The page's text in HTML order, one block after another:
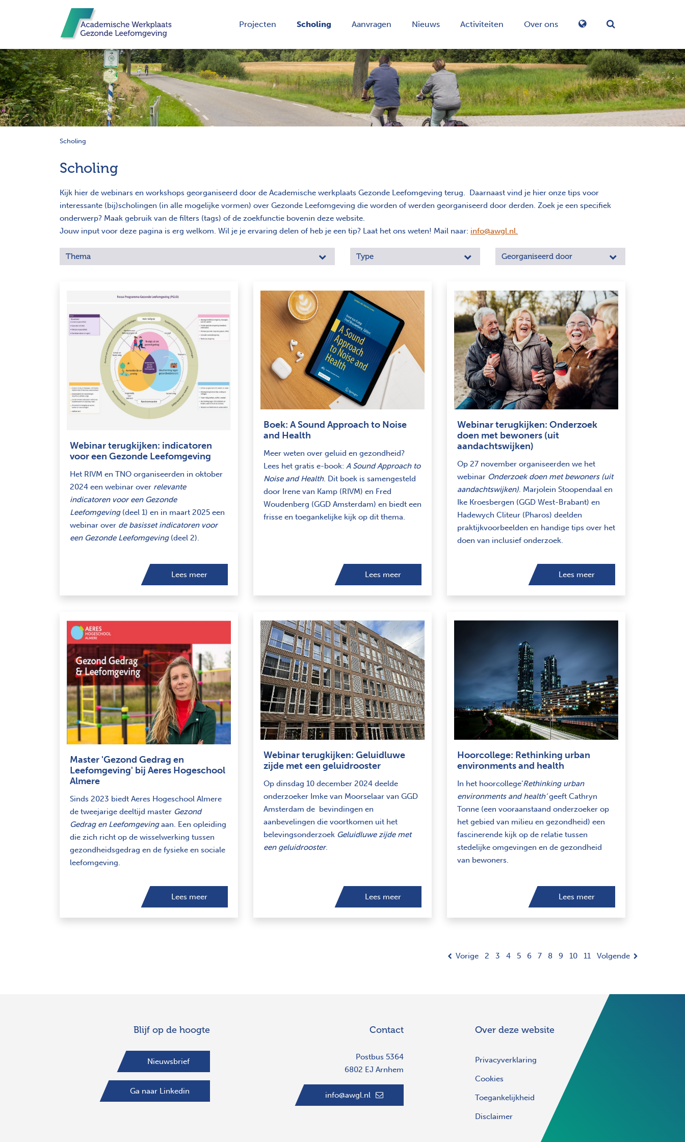
Projecten Scholing Aanvragen Nieuws Activiteiten
Over ons
Scholing
Scholing
Kijk hier de webinars en workshops georganiseerd door de Academische werkplaats Gezonde Leefomgeving terug. Daarnaast vind je hier onze tips voor
interessante (bij)scholingen (in alle mogelijke vormen) over Gezonde Leefomgeving die worden of werden georganiseerd door derden. Zoek je een specifiek
onderwerp? Maak gebruik van de filters (tags) of de zoekfunctie bovenin deze website.
Jouw input voor deze pagina is erg welkom. Wil je je ervaring delen of heb je een tip? Laat het ons weten! Mail naar: info@awgl.nl.
Thema Type Georganiseerd door
Webinar terugkijken: indicatoren
voor een Gezonde Leefomgeving
Het RIVM en TNO organiseerden in oktober
2024 een webinar over relevante
indicatoren voor een Gezonde
Leefomgeving (deel 1) en in maart 2025 een
webinar over de basisset indicatoren voor
een Gezonde Leefomgeving (deel 2).
Lees meer
Boek: A Sound Approach to Noise
and Health
Meer weten over geluid en gezondheid?
Lees het gratis e-book: A Sound Approach to
Noise and Health. Dit boek is samengesteld
door Irene van Kamp (RIVM) en Fred
Woudenberg (GGD Amsterdam) en biedt een
frisse en toegankelijke kijk op dit thema.
Lees meer
Webinar terugkijken: Onderzoek
doen met bewoners (uit
aandachtswijken)
Op 27 november organiseerden we het
webinar Onderzoek doen met bewoners (uit
aandachtswijken). Marjolein Stoopendaal en
Ike Kroesbergen (GGD West-Brabant) en
Hadewych Cliteur (Pharos) deelden
praktijkvoorbeelden en handige tips over het
doen van inclusief onderzoek.
Lees meer
Master 'Gezond Gedrag en
Leefomgeving' bij Aeres Hogeschool
Almere
Sinds 2023 biedt Aeres Hogeschool Almere
de tweejarige deeltijd master Gezond
Gedrag en Leefomgevingaan. Een opleiding
die zich richt op de wisselwerking tussen
gezondheidsgedrag en de fysieke en sociale
leefomgeving.
Lees meer
Webinar terugkijken: Geluidluwe
zijde met een geluidrooster
Op dinsdag 10 december 2024 deelde
onderzoeker Imke van Moorselaar van GGD
Amsterdam de bevindingen en
aanbevelingen die voortkomen uit het
belevingsonderzoek Geluidluwe zijde met
een geluidrooster.
Lees meer
Hoorcollege: Rethinking urban
environments and health
In het hoorcollege‘Rethinking urban
environments and health’geeft Cathryn
Tonne (een vooraanstaand onderzoeker op
het gebied van milieu en gezondheid) een
fascinerende kijk op de relatie tussen
stedelijke omgevingen en de gezondheid
van bewoners.
Lees meer
Vorige 2 3 4 5 6 7 8 9 10 11 Volgende
Blijf op de hoogte
Nieuwsbrief
Ga naar Linkedin
Contact
Postbus 5364
6802 EJ Arnhem
info@awgl.nl
Over deze website
Privacyverklaring
Cookies
Toegankelijkheid
Disclaimer